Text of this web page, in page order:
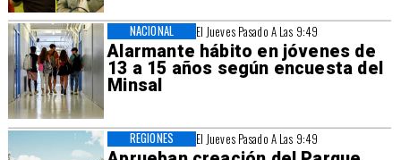
El Jueves Pasado A Las 9:49
Alarmante hábito en jóvenes de
13 a 15 años según encuesta del
Minsal
NACIONAL
El Jueves Pasado A Las 9:49
REGIONES